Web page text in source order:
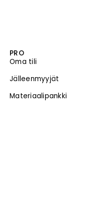
PRO
Oma tili
Jälleenmyyjät
Materiaalipankki